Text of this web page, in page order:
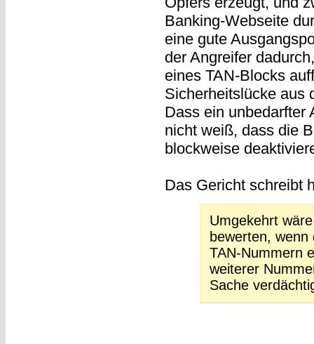
Banking-Webseite
eine gute
der Angreifer
eines TAN-Blocks
Sicherheitslücke aus
Dass ein unbedarfter
nicht weiß, dass die
blockweise
Das Gericht schreibt
Umgekehrt
bewerten,
TAN-Nummern
weiterer
Sache